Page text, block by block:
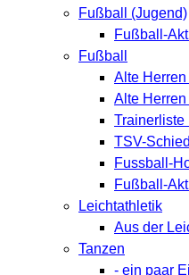
Fußball (Jugend)
Fußball-
Fußball
Alte
Alte
Trainerliste
TSV-
Fussball-
Fußball-
Leichtathletik
Aus der
Tanzen
- ein paar